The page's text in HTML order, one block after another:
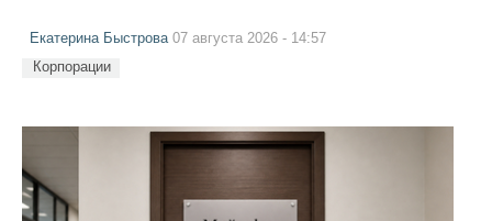
Екатерина Быстрова07 августа 2026 - 14:57
Корпорации